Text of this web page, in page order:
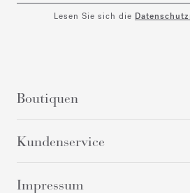
Lesen Sie sich die
Boutiquen
Kundenservice
Impressum